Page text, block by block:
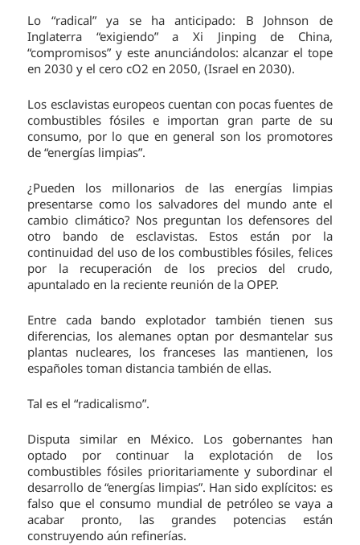
Lo “radical” ya se ha anticipado: B Johnson de
Inglaterra “exigiendo” a Xi Jinping de China,
“compromisos” y este anunciándolos: alcanzar el tope
en 2030 y el cero cO2 en 2050, (Israel en 2030).
Los esclavistas europeos cuentan con pocas fuentes de
combustibles fósiles e importan gran parte de su
consumo, por lo que en general son los promotores
de “energías limpias”.
¿Pueden los millonarios de las energías limpias
presentarse como los salvadores del mundo ante el
cambio climático? Nos preguntan los defensores del
otro bando de esclavistas. Estos están por la
continuidad del uso de los combustibles fósiles, felices
por la recuperación de los precios del crudo,
apuntalado en la reciente reunión de la OPEP.
Entre cada bando explotador también tienen sus
diferencias, los alemanes optan por desmantelar sus
plantas nucleares, los franceses las mantienen, los
españoles toman distancia también de ellas.
Tal es el “radicalismo”.
Disputa similar en México. Los gobernantes han
optado por continuar la explotación de los
combustibles fósiles prioritariamente y subordinar el
desarrollo de “energías limpias”. Han sido explícitos: es
falso que el consumo mundial de petróleo se vaya a
acabar pronto, las grandes potencias están
construyendo aún refinerías.